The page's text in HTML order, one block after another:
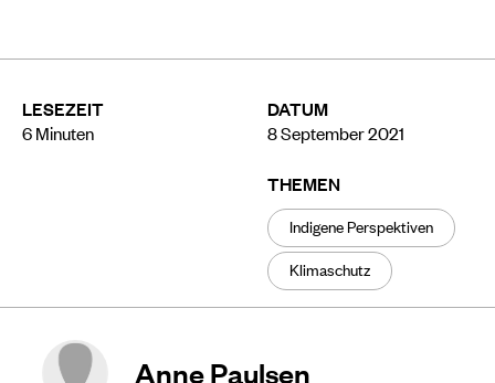
LESEZEIT
6Minuten
DATUM
8 September 2021
THEMEN
Indigene Perspektiven
Klimaschutz
Anne Paulsen